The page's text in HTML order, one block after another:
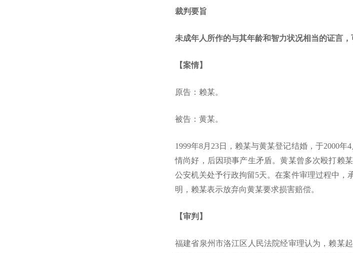
裁判要旨
未成年人所作的与其年龄和智力状况相当的证言，
【案情】
原告：赖某。
被告：黄某。
1999年8月23日，赖某与黄某登记结婚，于2000
情尚好，后因琐事产生矛盾。黄某曾多次殴打赖
公安机关处予行政拘留5天。在案件审理过程中，
明，赖某表示放弃向黄某要求损害赔偿。
【审判】
福建省泉州市洛江区人民法院经审理认为，赖某